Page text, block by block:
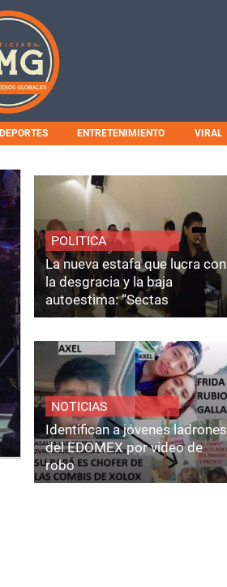
DEPORTES ENTRETENIMIENTO VIRAL
POLITICA
La nueva estafa que lucra con
la desgracia y la baja
autoestima: “Sectas
Coaching”
NOTICIAS
Identifican a jóvenes ladrones
del EDOMEX por video de
robo